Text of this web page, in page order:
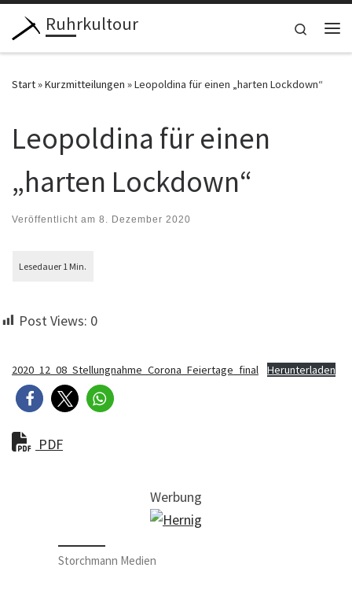
Zum Inhalt springen
Ruhrkultour
Search
Start»Kurzmitteilungen »Leopoldina für einen „harten Lockdown“
Leopoldina für einen
„harten Lockdown“
Veröffentlicht am 8. Dezember 2020
Post Views: 0
2020_12_08_Stellungnahme_Corona_Feiertage_final Herunterladen
PDF
Werbung
Storchmann Medien